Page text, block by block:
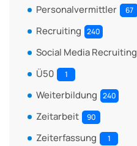
Personalvermittler 67
Recruiting 240
Social Media Recruiting
Ü50 1
Weiterbildung 240
Zeitarbeit 90
Zeiterfassung 1